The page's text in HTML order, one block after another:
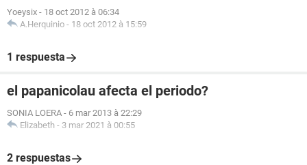
Yoeysix - 18 oct 2012 à 06:34
A.Herquinio - 18 oct 2012 à 15:59
1 respuesta
el papanicolau afecta el periodo?
SONIA LOERA - 6 mar 2013 à 22:29
Elizabeth - 3 mar 2021 à 00:55
2 respuestas